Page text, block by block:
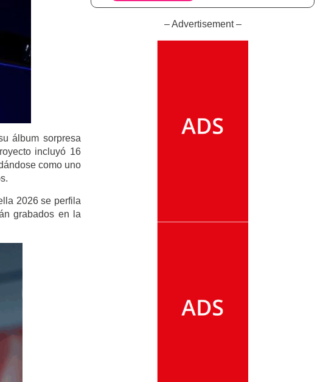
álbum sorpresa
incluyó 16
como uno
2026 se perfila
grabados en la
– Advertisement –